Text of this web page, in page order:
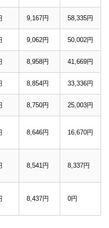
9,167円 58,335円
9,062円 50,002円
8,958円 41,669円
8,854円 33,336円
8,750円 25,003円
8,646円 16,670円
8,541円 8,337円
8,437円 0円